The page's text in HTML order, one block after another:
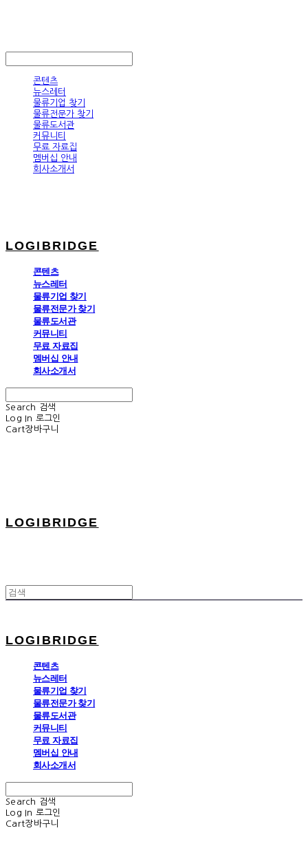
콘텐츠
뉴스레터
물류기업 찾기
물류전문가 찾기
물류도서관
커뮤니티
무료 자료집
멤버십 안내
회사소개서
LOGIBRIDGE
콘텐츠
뉴스레터
물류기업 찾기
물류전문가 찾기
물류도서관
커뮤니티
무료 자료집
멤버십 안내
회사소개서
Search
검색
Log In 로그인
Cart장바구니
LOGIBRIDGE
LOGIBRIDGE
콘텐츠
뉴스레터
물류기업 찾기
물류전문가 찾기
물류도서관
커뮤니티
무료 자료집
멤버십 안내
회사소개서
Search
검색
Log In 로그인
Cart장바구니